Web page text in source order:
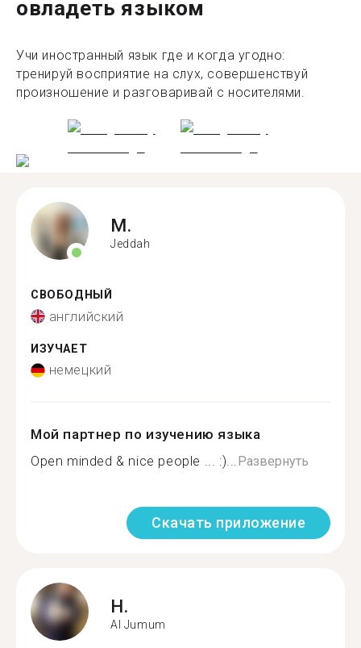
овладеть языком
Учи иностранный язык где и когда угодно:
тренируй восприятие на слух, совершенствуй
произношение и разговаривай с носителями.
M.
Jeddah
СВОБОДНЫЙ
английский
ИЗУЧАЕТ
немецкий
Мой партнер по изучению языка
Open minded & nice people ... :)...Развернуть
Скачать приложение
H.
Al Jumum